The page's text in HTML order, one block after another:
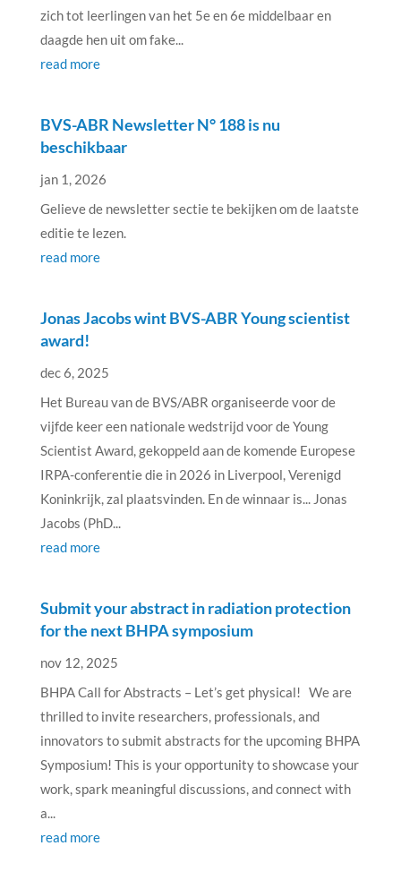
zich tot leerlingen van het 5e en 6e middelbaar en
daagde hen uit om fake...
read more
BVS-ABR Newsletter N° 188 is nu
beschikbaar
jan 1, 2026
Gelieve de newsletter sectie te bekijken om de laatste
editie te lezen.
read more
Jonas Jacobs wint BVS-ABR Young scientist
award!
dec 6, 2025
Het Bureau van de BVS/ABR organiseerde voor de
vijfde keer een nationale wedstrijd voor de Young
Scientist Award, gekoppeld aan de komende Europese
IRPA-conferentie die in 2026 in Liverpool, Verenigd
Koninkrijk, zal plaatsvinden. En de winnaar is... Jonas
Jacobs (PhD...
read more
Submit your abstract in radiation protection
for the next BHPA symposium
nov 12, 2025
BHPA Call for Abstracts – Let’s get physical! We are
thrilled to invite researchers, professionals, and
innovators to submit abstracts for the upcoming BHPA
Symposium! This is your opportunity to showcase your
work, spark meaningful discussions, and connect with
a...
read more